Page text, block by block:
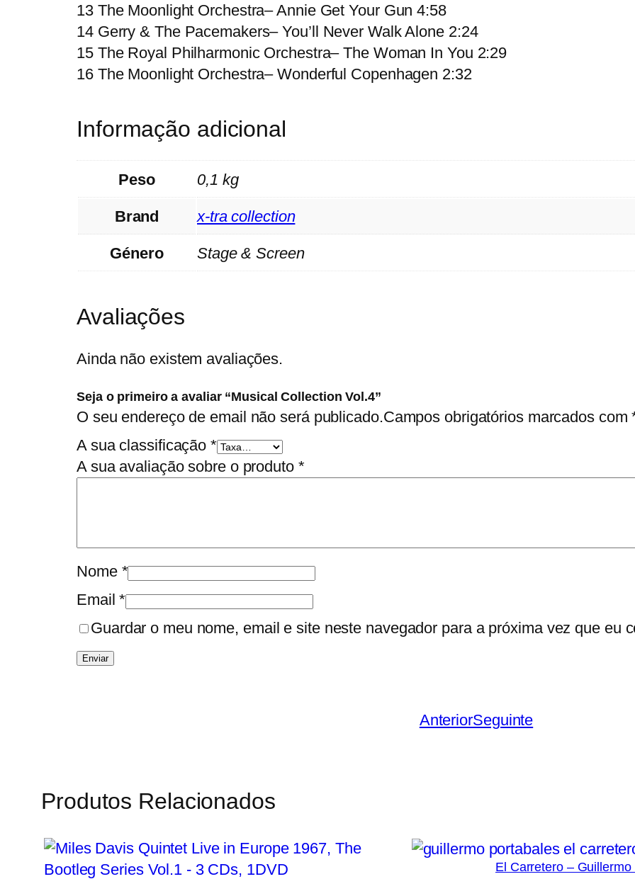
13 The Moonlight Orchestra– Annie Get Your Gun 4:58
14 Gerry & The Pacemakers– You’ll Never Walk Alone 2:24
15 The Royal Philharmonic Orchestra– The Woman In You 2:29
16 The Moonlight Orchestra– Wonderful Copenhagen 2:32
Informação adicional
Peso 0,1 kg
Brand x-tra collection
Género Stage & Screen
Avaliações
Ainda não existem avaliações.
Seja o primeiro a avaliar “Musical Collection Vol.4”
O seu endereço de email não será publicado.Campos obrigatórios marcados com
A sua classificação *
A sua avaliação sobre o produto *
Nome *
Email*
Guardar o meu nome, email e site neste navegador para a próxima vez que eu
AnteriorSeguinte
Produtos Relacionados
El Carretero –